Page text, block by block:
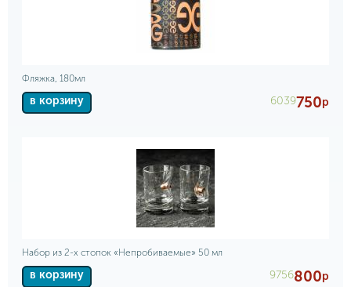
Фляжка, 180мл
в корзину 6039750р
Набор из 2-х стопок «Непробиваемые» 50 мл
в корзину 9756800р